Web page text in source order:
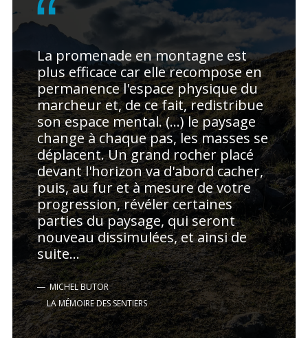
La promenade en montagne est
plus efficace car elle recompose en
permanence l'espace physique du
marcheur et, de ce fait, redistribue
son espace mental. (...) le paysage
change à chaque pas, les masses se
déplacent. Un grand rocher placé
devant l'horizon va d'abord cacher,
puis, au fur et à mesure de votre
progression, révéler certaines
parties du paysage, qui seront
nouveau dissimulées, et ainsi de
suite...
MICHEL BUTOR
LA MÉMOIRE DES SENTIERS